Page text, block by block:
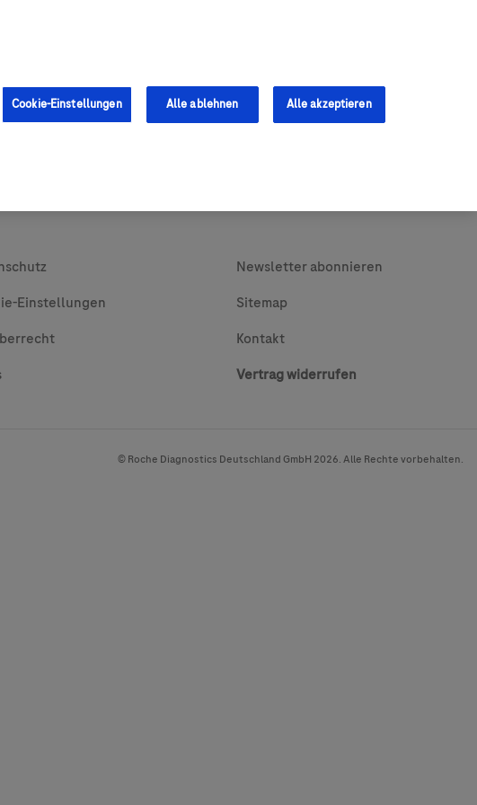
Einstellungen
Newsletter abonnieren
Sitemap
Kontakt
Vertrag widerrufen
© Roche Diagnostics Deutschland GmbH 2026. Alle Rechte vorbehalten.
Cookie-Einstellungen Alle ablehnen Alle akzeptieren